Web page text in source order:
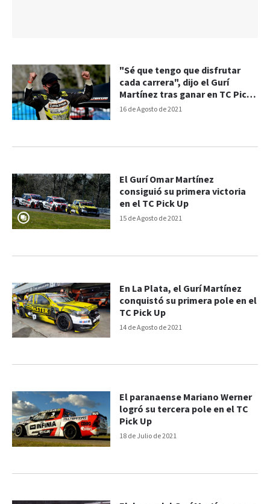
16 de Agosto de 2021
"Sé que tengo que disfrutar
cada carrera", dijo el Gurí
Martínez tras ganar en TC Pick
Up
15 de Agosto de 2021
El Gurí Omar Martínez
consiguió su primera victoria
en el TC Pick Up
14 de Agosto de 2021
En La Plata, el Gurí Martínez
conquistó su primera pole en el
TC Pick Up
18 de Julio de 2021
El paranaense Mariano Werner
logró su tercera pole en el TC
Pick Up